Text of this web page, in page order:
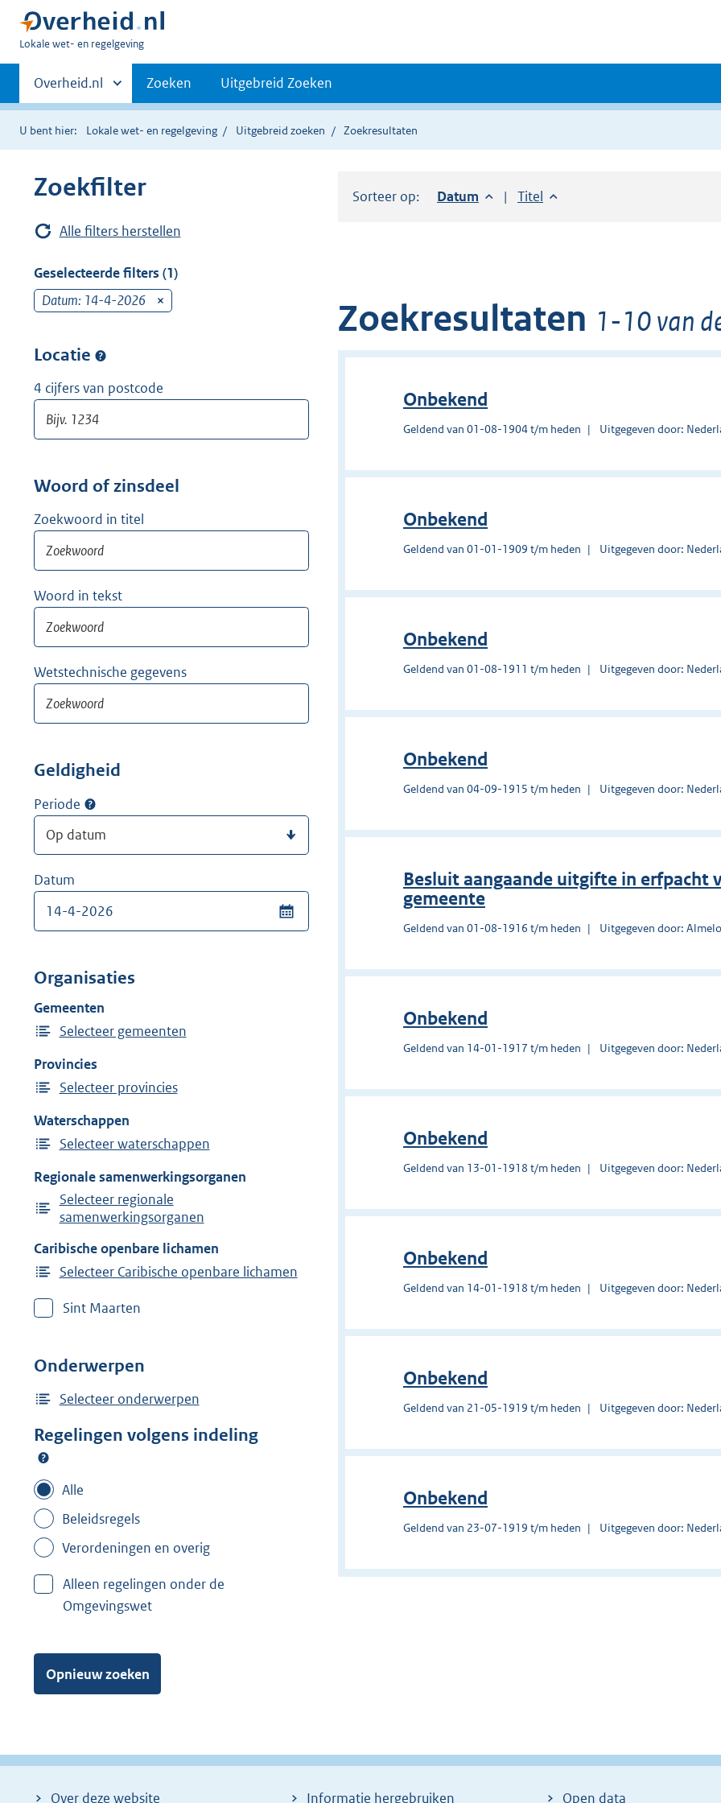
U
hier:
Lokale wet- en regelgeving
Primaire
navigatie
Andere
sites
binnen
Overheid.nl Zoeken Uitgebreid Zoeken
U bent hier: Lokale wet- en regelgeving Uitgebreid zoeken Zoekresultaten
Zoekfilter
Alle filters herstellen
Geselecteerde filters (1)
Datum: 14-4-2026
i
Locatie
4 cijfers van postcode
Woord of zinsdeel
Zoekwoord in titel
Woord in tekst
Wetstechnische gegevens
Geldigheid
Periode
Datum
Organisaties
Gemeenten
Selecteer gemeenten
Provincies
Selecteer provincies
Waterschappen
Selecteer waterschappen
Regionale samenwerkingsorganen
Selecteer regionale
samenwerkingsorganen
Caribische openbare lichamen
Selecteer Caribische openbare lichamen
Sint Maarten
Onderwerpen
Selecteer onderwerpen
Regelingen volgens indeling
Alle
Beleidsregels
Verordeningen en overig
Alleen regelingen onder de
Omgevingswet
Opnieuw zoeken
Sorteer op: Sorteer op:
Datum aflopendSorteer op:
Titel oplopend
Zoekresultaten 1-10 van
Onbekend
Geldend van 01-08-1904 t/m heden Uitgegeven door:
Onbekend
Geldend van 01-01-1909 t/m heden Uitgegeven door:
Onbekend
Geldend van 01-08-1911 t/m heden Uitgegeven door:
Onbekend
Geldend van 04-09-1915 t/m heden Uitgegeven door:
Besluit aangaande uitgifte in erfpacht
gemeente
Geldend van 01-08-1916 t/m heden Uitgegeven door: Almelo
Onbekend
Geldend van 14-01-1917 t/m heden Uitgegeven door:
Onbekend
Geldend van 13-01-1918 t/m heden Uitgegeven door:
Onbekend
Geldend van 14-01-1918 t/m heden Uitgegeven door:
Onbekend
Geldend van 21-05-1919 t/m heden Uitgegeven door:
Onbekend
Geldend van 23-07-1919 t/m heden Uitgegeven door:
Over deze website Informatie hergebruiken Open data